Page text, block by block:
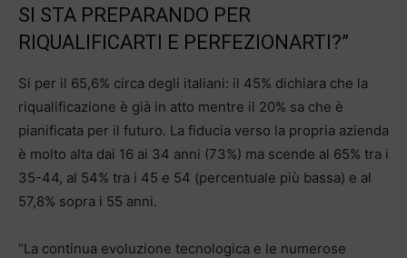
SI STA PREPARANDO PER
RIQUALIFICARTI E PERFEZIONARTI?”
Si per il 65,6% circa degli italiani: il 45% dichiara che la
riqualificazione è già in atto mentre il 20% sa che è
pianificata per il futuro. La fiducia verso la propria azienda
è molto alta dai 16 ai 34 anni (73%) ma scende al 65% tra i
35-44, al 54% tra i 45 e 54 (percentuale più bassa) e al
57,8% sopra i 55 anni.
“La continua evoluzione tecnologica e le numerose